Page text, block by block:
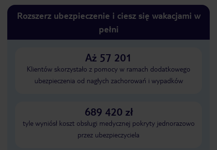
Rozszerz ubezpieczenie i ciesz się wakacjami w
pełni
Aż 57 201
Klientów skorzystało z pomocy w ramach dodatkowego
ubezpieczenia od nagłych zachorowań i wypadków
689 420 zł
tyle wyniósł koszt obsługi medycznej pokryty jednorazowo
przez ubezpieczyciela